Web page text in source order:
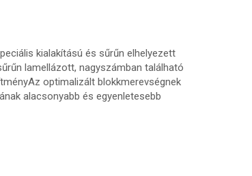
kialakítású és sűrűn elhelyezett
lamellázott, nagyszámban található
optimalizált blokkmerevségnek
alacsonyabb és egyenletesebb